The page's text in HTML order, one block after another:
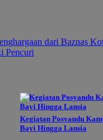
dari Baznas
Pencuri
Kegiatan Posyandu
Bayi Hingga Lansia